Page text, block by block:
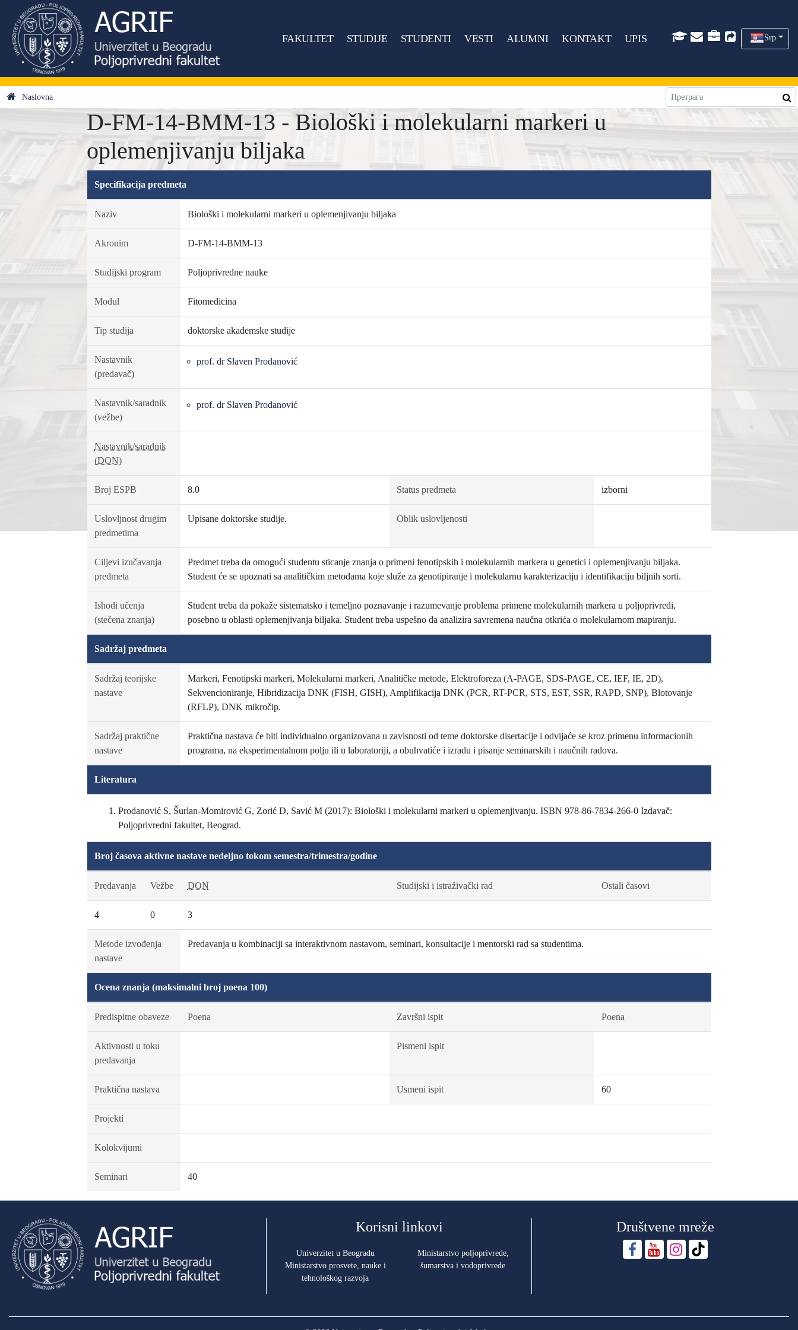
FAKULTET STUDIJE STUDENTI VESTI ALUMNI KONTAKT UPIS Srp
Naslovna
D-FM-14-BMM-13 - Biološki i molekularni markeri u
oplemenjivanju biljaka
Specifikacija predmeta
Naziv Biološki i molekularni markeri u oplemenjivanju biljaka
Akronim D-FM-14-BMM-13
Studijski program Poljoprivredne nauke
Modul Fitomedicina
Tip studija doktorske akademske studije
Nastavnik
(predavač)
prof. dr Slaven Prodanović
Nastavnik/saradnik
(vežbe)
prof. dr Slaven Prodanović
Nastavnik/saradnik
(DON)
Broj ESPB 8.0 Status predmeta izborni
Uslovljnost drugim
predmetima
Upisane doktorske studije. Oblik uslovljenosti
Ciljevi izučavanja
predmeta
Predmet treba da omogući studentu sticanje znanja o primeni fenotipskih i molekularnih markera u genetici i oplemenjivanju biljaka.
Student će se upoznati sa analitičkim metodama koje služe za genotipiranje i molekularnu karakterizaciju i identifikaciju biljnih sorti.
Ishodi učenja
(stečena znanja)
Student treba da pokaže sistematsko i temeljno poznavanje i razumevanje problema primene molekularnih markera u poljoprivredi,
posebno u oblasti oplemenjivanja biljaka. Student treba uspešno da analizira savremena naučna otkrića o molekularnom mapiranju.
Sadržaj predmeta
Sadržaj teorijske
nastave
Markeri, Fenotipski markeri, Molekularni markeri, Analitičke metode, Elektroforeza (A-PAGE, SDS-PAGE, CE, IEF, IE, 2D),
Sekvencioniranje, Hibridizacija DNK (FISH, GISH), Amplifikacija DNK (PCR, RT-PCR, STS, EST, SSR, RAPD, SNP), Blotovanje
(RFLP), DNK mikročip.
Sadržaj praktične
nastave
Praktična nastava će biti individualno organizovana u zavisnosti od teme doktorske disertacije i odvijaće se kroz primenu informacionih
programa, na eksperimentalnom polju ili u laboratoriji, a obuhvatiće i izradu i pisanje seminarskih i naučnih radova.
Literatura
Prodanović S, Šurlan-Momirović G, Zorić D, Savić M (2017): Biološki i molekularni markeri u oplemenjivanju. ISBN 978-86-7834-266-0 Izdavač:
Poljoprivredni fakultet, Beograd.
Broj časova aktivne nastave nedeljno tokom semestra/trimestra/godine
Predavanja Vežbe DON Studijski i istraživački rad Ostali časovi
4 0 3
Metode izvođenja
nastave
Predavanja u kombinaciji sa interaktivnom nastavom, seminari, konsultacije i mentorski rad sa studentima.
Ocena znanja (maksimalni broj poena 100)
Predispitne obaveze Poena Završni ispit Poena
Aktivnosti u toku
predavanja
Pismeni ispit
Praktična nastava Usmeni ispit 60
Projekti
Kolokvijumi
Seminari 40
Korisni linkovi
Univerzitet u Beogradu
Ministarstvo prosvete, nauke i
tehnološkog razvoja
Ministarstvo poljoprivrede,
šumarstva i vodoprivrede
Društvene mreže